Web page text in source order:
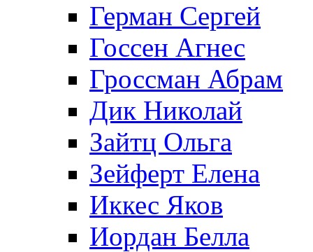
Герман Сергей
Госсен Агнес
Гроссман Абрам
Дик Николай
Зайтц Ольга
Зейферт Елена
Иккес Яков
Иордан Белла